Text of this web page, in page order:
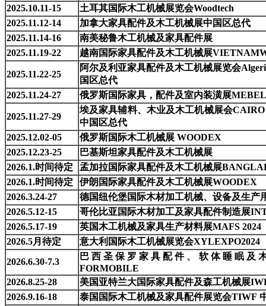
2025.10.11-15
土耳其国际木工机械展览会Woodtech
2025.11.12-14
加拿大家具配件及木工机械展中国区总代
2025.11.14-16
南美秘鲁木工机械及家具配件展
2025.11.19-22 越南国际家具配件及木工机械展
2025.11.22-25
阿尔及利亚家具配件及木工机械展览会
国区总代
2025.11.24-27
俄罗斯国际家具，配件及室内装潢展MEBEL
2025.11.27-29
埃及家具辅料、木业及木工机械展会
中国区总代
2025.12.02-05
俄罗斯国际木工机械展 WOODEX
2025.12.23-25
巴基斯坦家具配件及木工机械展
2026.1.时间待定
孟加拉国际家具配件及木工机械展
2026.1.时间待定
伊朗国际家具配件及木工机械展WOODEX
2026.3.24-27
德国纽伦堡国际木材加工机械、设备及生产
2026.5.12-15
哥伦比亚国际木材加工及家具配件制造展
2026.5.17-19
英国木工机械及家具生产材料展MAFS 2024
2026.5月待定
意大利国际木工机械展览会XYLEXPO2024
2026.6.30-7.3
巴西圣保罗家具配件、软体睡眠及
FORMOBILE
2026.8.25-28
美国亚特兰大国际家具配件及森工机械展
2026.9.16-18
泰国国际木工机械及家具配件展览会TIWF